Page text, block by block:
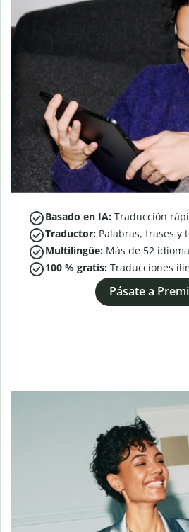
Basado en IA: Traducción
Traductor: Palabras, frases y
Multilingüe: Más de 52
100 % gratis: Traducciones
Pásate a